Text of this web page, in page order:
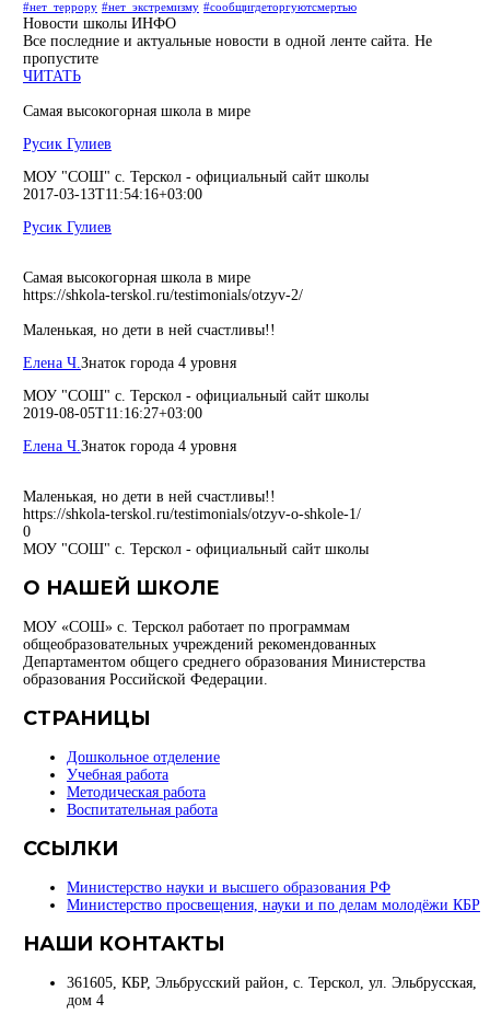
#нет_террору #нет_экстремизму #сообщигдеторгуютсмертью
Новости школы ИНФО
Все последние и актуальные новости в одной ленте сайта. Не
пропустите
ЧИТАТЬ
Самая высокогорная школа в мире
Русик Гулиев
МОУ "СОШ" с. Терскол - официальный сайт школы
2017-03-13T11:54:16+03:00
Русик Гулиев
Самая высокогорная школа в мире
https://shkola-terskol.ru/testimonials/otzyv-2/
Маленькая, но дети в ней счастливы!!
Елена Ч.Знаток города 4 уровня
МОУ "СОШ" с. Терскол - официальный сайт школы
2019-08-05T11:16:27+03:00
Елена Ч.Знаток города 4 уровня
Маленькая, но дети в ней счастливы!!
https://shkola-terskol.ru/testimonials/otzyv-o-shkole-1/
0
МОУ "СОШ" с. Терскол - официальный сайт школы
О НАШЕЙ ШКОЛЕ
МОУ «СОШ» с. Терскол работает по программам
общеобразовательных учреждений рекомендованных
Департаментом общего среднего образования Министерства
образования Российской Федерации.
СТРАНИЦЫ
Дошкольное отделение
Учебная работа
Методическая работа
Воспитательная работа
ССЫЛКИ
Министерство науки и высшего образования РФ
Министерство просвещения, науки и по делам молодёжи КБР
НАШИ КОНТАКТЫ
361605, КБР, Эльбрусский район, с. Терскол, ул. Эльбрусская,
дом 4